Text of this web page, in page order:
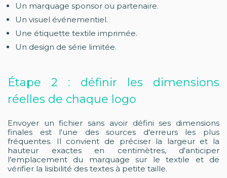
Un marquage sponsor ou partenaire.
Un visuel événementiel.
Une étiquette textile imprimée.
Un design de série limitée.
Étape 2 : définir les dimensions
réelles de chaque logo
Envoyer un fichier sans avoir défini ses dimensions
finales est l'une des sources d'erreurs les plus
fréquentes. Il convient de préciser la largeur et la
hauteur exactes en centimètres, d'anticiper
l'emplacement du marquage sur le textile et de
vérifier la lisibilité des textes à petite taille.